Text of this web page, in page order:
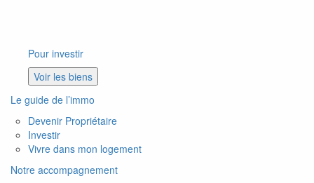
Pour investir
Voir les biens
Le guide de l’immo
Devenir Propriétaire
Investir
Vivre dans mon logement
Notre accompagnement